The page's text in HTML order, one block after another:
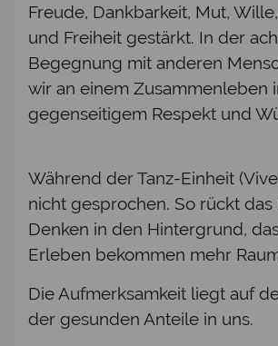
Freude, Dankbarkeit, Mut,
und Freiheit gestärkt. In der
Begegnung mit anderen
wir an einem Zusammenleben
gegenseitigem Respekt und
Während der Tanz-Einheit
nicht gesprochen. So rückt das
Denken in den Hintergrund,
Erleben bekommen mehr
Die Aufmerksamkeit liegt auf
der gesunden Anteile in uns.